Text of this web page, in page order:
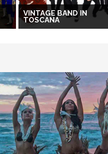
VINTAGE BAND IN
TOSCANA